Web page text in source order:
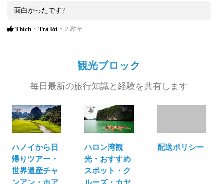
面白かったです?
Thích Trả lời 2 昨年
観光ブロック
毎日最新の旅行知識と経験を共有します
ハノイから日
帰りツアー・
世界遺産チャ
ハロン湾観
光・おすすめ
スポット・ク
配送ポリシー